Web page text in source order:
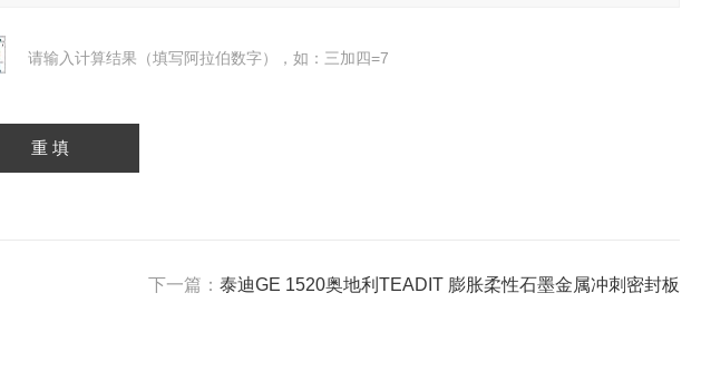
请输入计算结果（填写阿拉伯数字），如：三加四=7
下一篇： 泰迪GE 1520奥地利TEADIT 膨胀柔性石墨金属冲刺密封板